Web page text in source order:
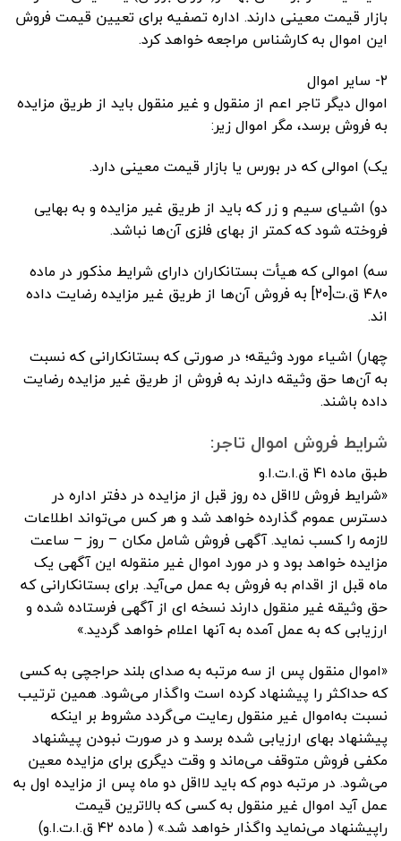
بازار قیمت معینی دارند. اداره تصفیه برای تعیین قیمت فروش
این اموال به کارشناس مراجعه خواهد کرد.
۲- سایر اموال
اموال دیگر تاجر اعم از منقول و غیر منقول باید از طریق مزایده
به فروش برسد، مگر اموال زیر:
یک) اموالی که در بورس یا بازار قیمت معینی دارد.
دو) اشیای سیم و زر که باید از طریق غیر مزایده و به بهایی
فروخته شود که کمتر از بهای فلزی آن‌ها نباشد.
سه) اموالی که هیأت بستانکاران دارای شرایط مذکور در ماده
۴۸۰ ق.ت[۲۰] به فروش آن‌ها از طریق غیر مزایده رضایت داده
اند.
چهار) اشیاء مورد وثیقه؛ در صورتی که بستانکارانی که نسبت
به آن‌ها حق وثیقه دارند به فروش از طریق غیر مزایده رضایت
داده باشند.
شرایط فروش اموال تاجر:
طبق ماده ۴۱ ق.ا.ت.ا.و
«شرایط فروش لااقل ده روز قبل از مزایده در دفتر اداره در
دسترس عموم گذارده خواهد شد و هر کس می‌تواند اطلاعات
لازمه را کسب‌ نماید.‌ آگهی فروش شامل مکان – روز – ساعت
مزایده خواهد بود و در مورد اموال غیر منقوله این آگهی یک
ماه قبل از اقدام به فروش به عمل می‌آید.‌ برای بستانکارانی که
حق وثیقه غیر منقول دارند نسخه ای از آگهی فرستاده شده و
ارزیابی که به عمل آمده به آنها اعلام خواهد گردید.»
«اموال منقول پس از سه مرتبه به صدای بلند حراجچی به کسی
که حداکثر را پیشنهاد کرده است واگذار می‌شود. همین ترتیب
نسبت به‌اموال غیر منقول رعایت می‌گردد مشروط بر اینکه
پیشنهاد بهای ارزیابی شده برسد و در صورت نبودن پیشنهاد
مکفی فروش متوقف می‌ماند و وقت‌ دیگری برای مزایده معین
می‌شود. در مرتبه دوم که باید لااقل دو ماه پس از مزایده اول به
عمل آید اموال غیر منقول به کسی که بالاترین قیمت
را‌پیشنهاد می‌نماید واگذار خواهد شد.» ( ماده ۴۲ ق.ا.ت.ا.و)